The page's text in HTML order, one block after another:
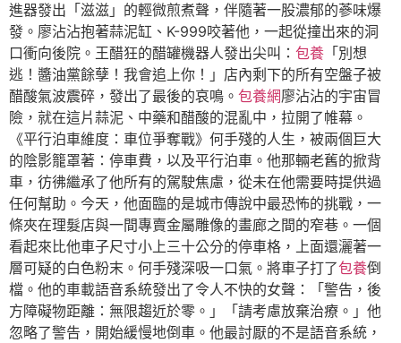
進器發出「滋滋」的輕微煎煮聲，伴隨著一股濃郁的蔘味爆
發。廖沾沾抱著蒜泥缸、K-999咬著他，一起從撞出來的洞
口衝向後院。王醋狂的醋罐機器人發出尖叫： 包養 「別想
逃！醬油黨餘孽！我會追上你！」店內剩下的所有空盤子被
醋酸氣波震碎，發出了最後的哀鳴。 包養網廖沾沾的宇宙冒
險，就在這片蒜泥、中藥和醋酸的混亂中，拉開了帷幕。
《平行泊車維度：車位爭奪戰》何手殘的人生，被兩個巨大
的陰影籠罩著：停車費，以及平行泊車。他那輛老舊的掀背
車，彷彿繼承了他所有的駕駛焦慮，從未在他需要時提供過
任何幫助。今天，他面臨的是城市傳說中最恐怖的挑戰，一
條夾在理髮店與一間專賣金屬雕像的畫廊之間的窄巷。一個
看起來比他車子尺寸小上三十公分的停車格，上面還灑著一
層可疑的白色粉末。何手殘深吸一口氣。將車子打了包養倒
檔。他的車載語音系統發出了令人不快的女聲：「警告，後
方障礙物距離：無限趨近於零。」「請考慮放棄治療。」他
忽略了警告，開始緩慢地倒車。他最討厭的不是語音系統，